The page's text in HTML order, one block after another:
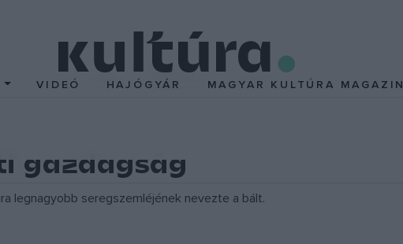
VIDEÓ HAJÓGYÁR MAGYAR KULTÚRA MAGAZIN
gazdagság
legnagyobb seregszemléjének nevezte a bált.